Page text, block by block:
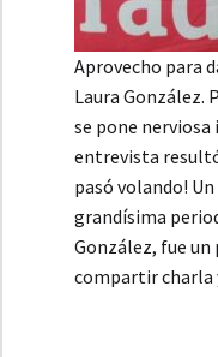
Aprovecho para
Laura González.
se pone nerviosa
entrevista
pasó volando!
grandísima
González, fue un
compartir charla